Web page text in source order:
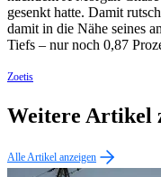
gesenkt hatte. Damit
damit in die Nähe seines
Tiefs – nur noch 0,87
Zoetis
Weitere Artikel
Alle Artikel anzeigen